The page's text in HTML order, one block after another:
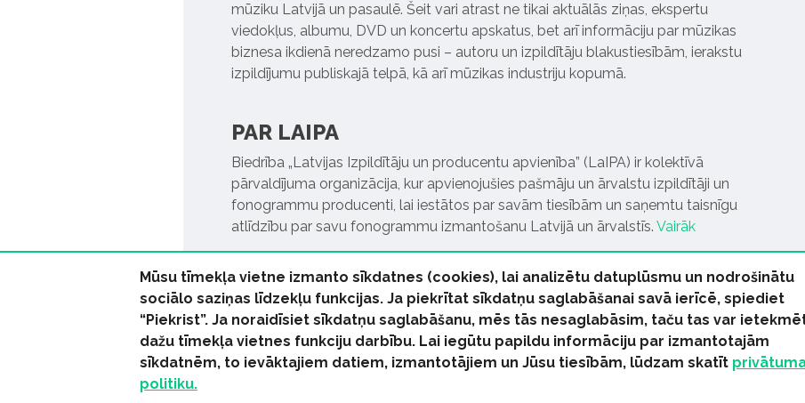
mūziku Latvijā un pasaulē. Šeit vari atrast ne tikai aktuālās ziņas, ekspertu
viedokļus, albumu, DVD un koncertu apskatus, bet arī informāciju par mūzikas
biznesa ikdienā neredzamo pusi – autoru un izpildītāju blakustiesībām, ierakstu
izpildījumu publiskajā telpā, kā arī mūzikas industriju kopumā.
PAR LAIPA
Biedrība „Latvijas Izpildītāju un producentu apvienība” (LaIPA) ir kolektīvā
pārvaldījuma organizācija, kur apvienojušies pašmāju un ārvalstu izpildītāji un
fonogrammu producenti, lai iestātos par savām tiesībām un saņemtu taisnīgu
atlīdzību par savu fonogrammu izmantošanu Latvijā un ārvalstīs. Vairāk
© 2026 parmuziku.lv, visas tiesības paturētas
Mūsu tīmekļa vietne izmanto sīkdatnes (cookies), lai analizētu datuplūsmu un nodrošinātu
sociālo saziņas līdzekļu funkcijas. Ja piekrītat sīkdatņu saglabāšanai savā ierīcē, spiediet
“Piekrist”. Ja noraidīsiet sīkdatņu saglabāšanu, mēs tās nesaglabāsim, taču tas var
dažu tīmekļa vietnes funkciju darbību. Lai iegūtu papildu informāciju par izmantotajām
sīkdatnēm, to ievāktajiem datiem, izmantotājiem un Jūsu tiesībām, lūdzam skatīt
politiku.